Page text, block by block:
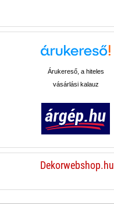
Árukereső, a hiteles
vásárlási kalauz
Dekorwebshop.hu